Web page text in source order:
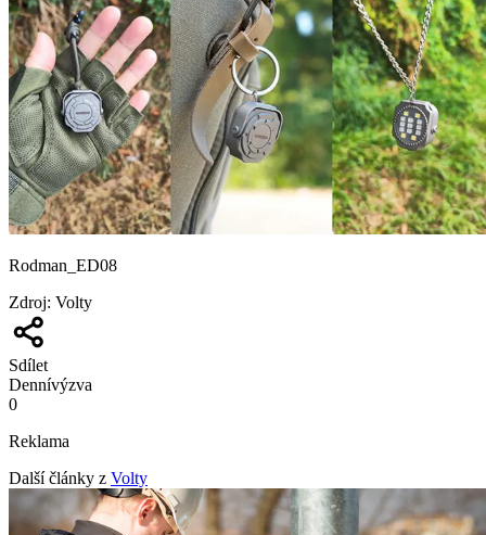
Rodman_ED08
Zdroj: Volty
Sdílet
Dennívýzva
0
Reklama
Další články z Volty